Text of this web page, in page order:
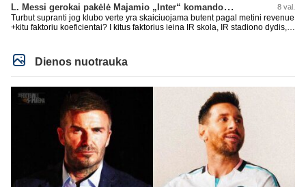
L. Messi gerokai pakėlė Majamio „Inter“ komandos vertę 8 val.
Turbut supranti jog klubo verte yra skaiciuojama butent pagal metini revenue
+kitu faktoriu koeficientai? I kitus faktorius ieina IR skola, IR stadiono dydis,
milzinisko klubo vertes suoli siemet. Be to, tie 200 pamineti cia yra visiskai
on-point, jeigu jau musu mylimas D. prasneko apie klubo vertes kelima, arba
CR atveju - numusima.
Dienos nuotrauka